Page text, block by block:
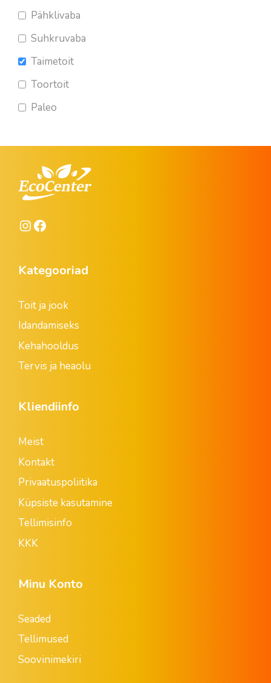
Pähklivaba
Suhkruvaba
Taimetoit
Toortoit
Paleo
Instagram
Kategooriad
Toit ja jook
Idandamiseks
Kehahooldus
Tervis ja heaolu
Kliendiinfo
Meist
Kontakt
Privaatuspoliitika
Küpsiste kasutamine
Tellimisinfo
KKK
Minu Konto
Seaded
Tellimused
Soovinimekiri